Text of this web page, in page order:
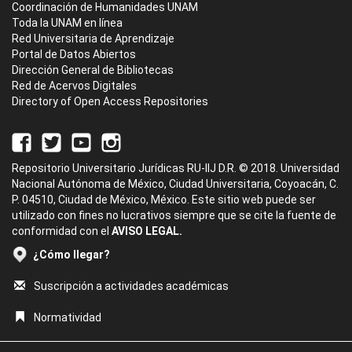
Coordinación de Humanidades UNAM
Toda la UNAM en línea
Red Universitaria de Aprendizaje
Portal de Datos Abiertos
Dirección General de Bibliotecas
Red de Acervos Digitales
Directory of Open Access Repositories
Repositorio Universitario Jurídicas RU-IIJ D.R. © 2018. Universidad
Nacional Autónoma de México, Ciudad Universitaria, Coyoacán, C.
P. 04510, Ciudad de México, México. Este sitio web puede ser
utilizado con fines no lucrativos siempre que se cite la fuente de
conformidad con el AVISO LEGAL.
¿Cómo llegar?
Suscripción a actividades académicas
Normatividad